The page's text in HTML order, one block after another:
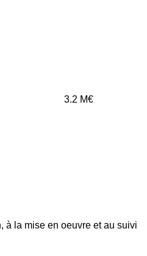
3.2 M€
à la mise en oeuvre et au suivi